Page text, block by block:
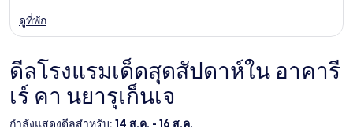
ดูที่พัก
ดีลโรงแรมเด็ดสุดสัปดาห์ใน อาคารี
เร์ คา นยารุเก็นเจ
กำลังแสดงดีลสำหรับ: 14 ส.ค. - 16 ส.ค.